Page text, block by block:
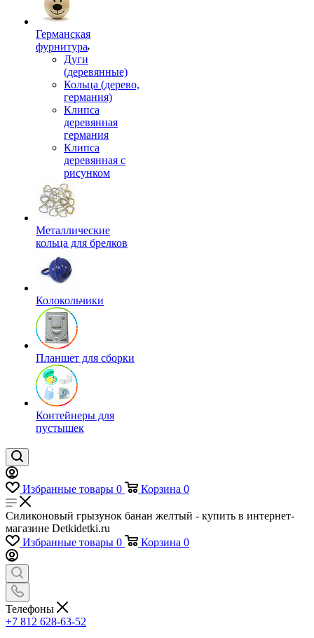
Германская
фурнитура
Дуги
(деревянные)
Кольца (дерево,
германия)
Клипса
деревянная
германия
Клипса
деревянная с
рисунком
Металлические
кольца для брелков
Колокольчики
Планшет для сборки
Контейнеры для
пустышек
Избранные товары 0 Корзина 0
Силиконовый грызунок банан желтый - купить в интернет-
магазине Detkidetki.ru
Избранные товары 0 Корзина 0
Телефоны
+7 812 628-63-52